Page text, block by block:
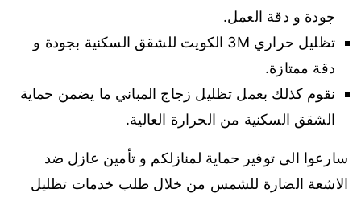
جودة و دقة العمل.
تظليل حراري 3M الكويت للشقق السكنية بجودة و
دقة ممتازة.
نقوم كذلك بعمل تظليل زجاج المباني ما يضمن حماية
الشقق السكنية من الحرارة العالية.
سارعوا الى توفير حماية لمنازلكم و تأمين عازل ضد
الاشعة الضارة للشمس من خلال طلب خدمات تظليل